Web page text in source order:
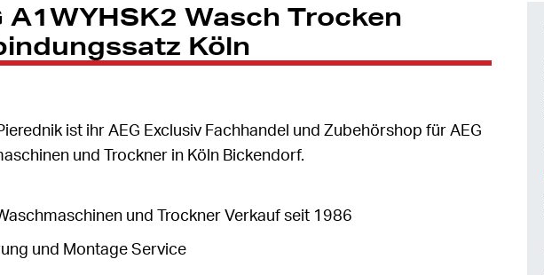
A1WYHSK2 Wasch Trocken
Köln
ist ihr AEG Exclusiv Fachhandel und Zubehörshop für AEG
und Trockner in Köln Bickendorf.
und Trockner Verkauf seit 1986
und Montage Service